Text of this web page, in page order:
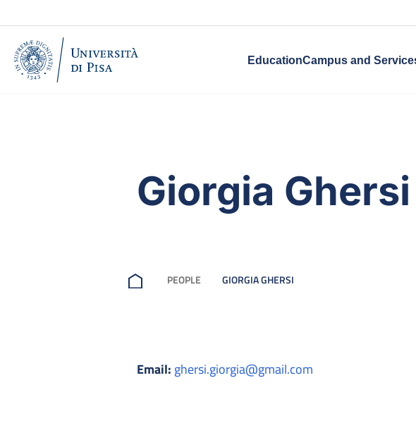
EducationCampus and
Giorgia Ghersi
PEOPLE GIORGIA GHERSI
Email: ghersi.giorgia@gmail.com